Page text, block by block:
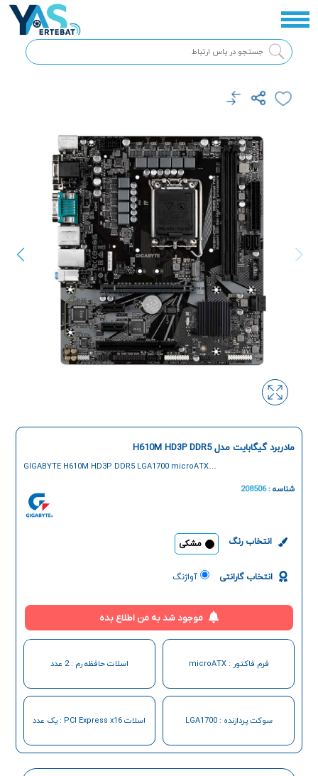
مادربرد گیگابایت مدل H610M HD3P DDR5
GIGABYTE H610M HD3P DDR5 LGA1700 microATX
شناسه :208506
انتخاب رنگ مشکی
انتخاب گارانتی آواژنگ
موجود شد به من اطلاع بده
فرم فاکتور : microATX اسلات حافظه رم : 2 عدد
سوکت پردازنده : LGA1700 اسلات PCI Express x16 : یک عدد